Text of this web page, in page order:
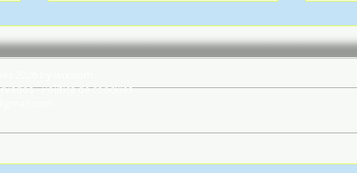
PSP - Comando Distrital de
- Política de coockies